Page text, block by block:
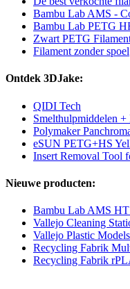
Bambu Lab AMS -
Bambu Lab PETG
Zwart PETG
Filament zonder spoel
Ontdek 3DJake:
QIDI Tech
Smelthulpmiddelen
Polymaker
eSUN PETG+HS
Insert Removal Tool
Nieuwe producten:
Bambu Lab AMS
Vallejo Cleaning
Vallejo Plastic
Recycling Fabrik
Recycling Fabrik